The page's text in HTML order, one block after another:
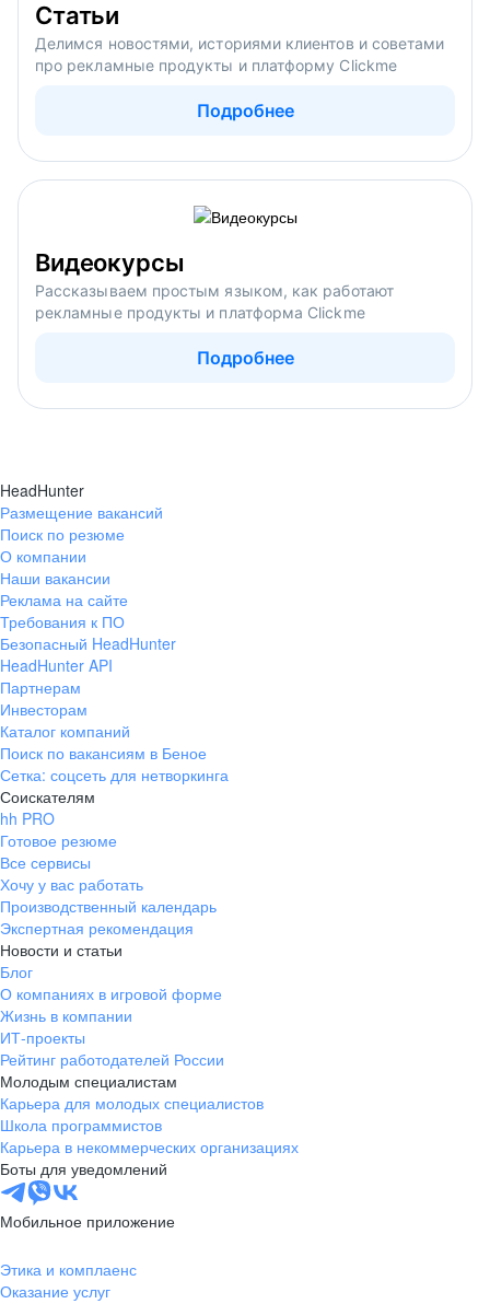
Статьи
Делимся новостями, историями клиентов и советами
про рекламные продукты и платформу Clickme
Подробнее
Видеокурсы
Рассказываем простым языком, как работают
рекламные продукты и платформа Clickme
Подробнее
HeadHunter
Размещение вакансий
Поиск по резюме
О компании
Наши вакансии
Реклама на сайте
Требования к ПО
Безопасный HeadHunter
HeadHunter API
Партнерам
Инвесторам
Каталог компаний
Поиск по вакансиям в Беное
Сетка: соцсеть для нетворкинга
Соискателям
hh PRO
Готовое резюме
Все сервисы
Хочу у вас работать
Производственный календарь
Экспертная рекомендация
Новости и статьи
Блог
О компаниях в игровой форме
Жизнь в компании
ИТ-проекты
Рейтинг работодателей России
Молодым специалистам
Карьера для молодых специалистов
Школа программистов
Карьера в некоммерческих организациях
Боты для уведомлений
Мобильное приложение
Этика и комплаенс
Оказание услуг